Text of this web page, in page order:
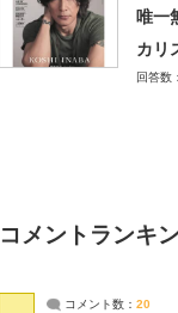
唯一
カリ
回答数
コメントランキ
コメント数： 20